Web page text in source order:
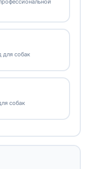
для собак
собак